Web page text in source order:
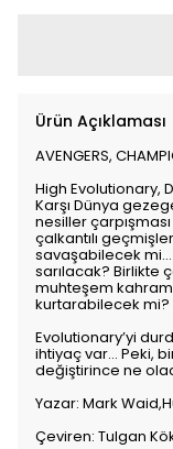
Ürün Açıklaması
AVENGERS,
High Evolutionary,
Karşı Dünya
nesiller
çalkantılı
savaşabilecek mi…
sarılacak? Birlikte
muhteşem
kurtarabilecek mi?
Evolutionary’yi
ihtiyaç var… Peki,
değiştirince ne
Yazar: Mark
Çeviren: Tulgan